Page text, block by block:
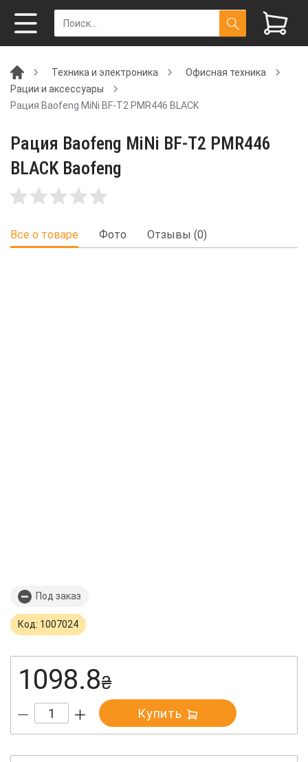
Техника и электроника
Офисная техника
Рации и аксессуары
Рация Baofeng MiNi BF-T2 PMR446 BLACK
Рация Baofeng MiNi BF-T2 PMR446
BLACK Baofeng
Все о товаре Фото Отзывы (0)
Под заказ
Код: 1007024
1098.8₴
Купить